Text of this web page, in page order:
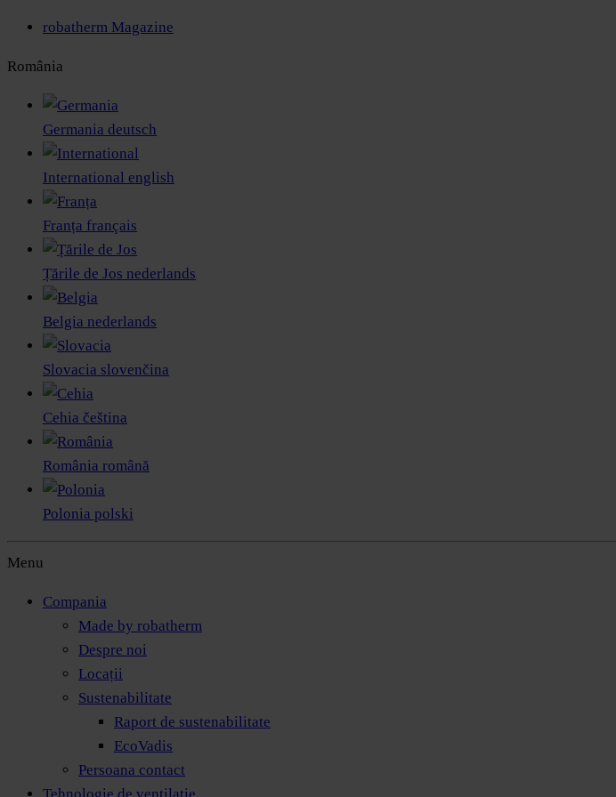
robatherm Magazine
România
Germania deutsch
International english
Franța français
Țările de Jos nederlands
Belgia nederlands
Slovacia slovenčina
Cehia čeština
România română
Polonia polski
Menu
Compania
Made by robatherm
Despre noi
Locații
Sustenabilitate
Raport de sustenabilitate
EcoVadis
Persoana contact
Tehnologie de ventilație